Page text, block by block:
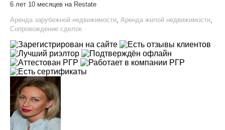
6 лет 10 месяцев на Restate
Аренда зарубежной недвижимости, Аренда жилой недвижимости,
Сопровождение сделок